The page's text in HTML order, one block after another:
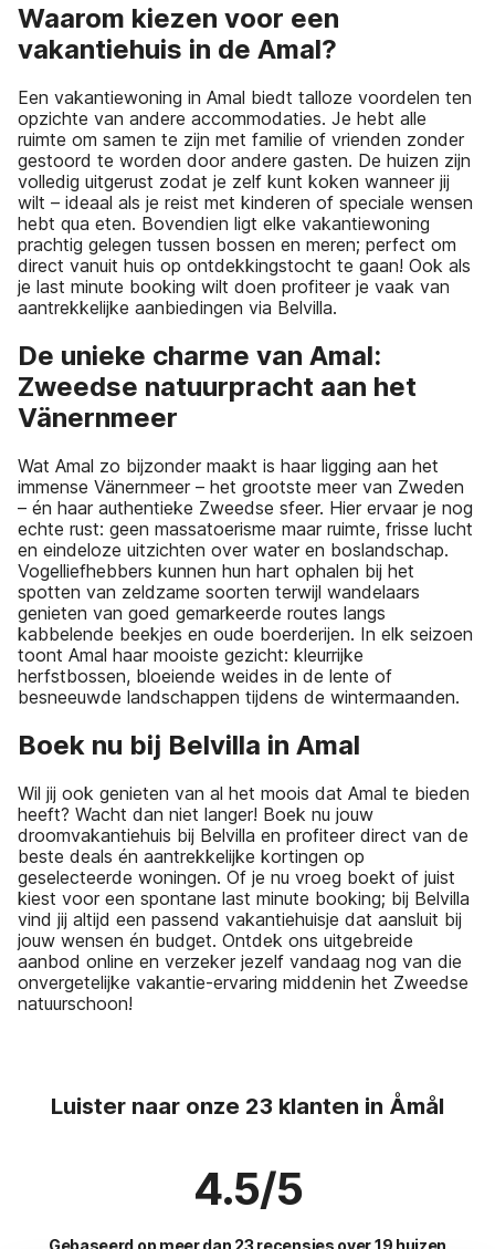
Waarom kiezen voor een
vakantiehuis in de Amal?
Een vakantiewoning in Amal biedt talloze voordelen ten
opzichte van andere accommodaties. Je hebt alle
ruimte om samen te zijn met familie of vrienden zonder
gestoord te worden door andere gasten. De huizen zijn
volledig uitgerust zodat je zelf kunt koken wanneer jij
wilt – ideaal als je reist met kinderen of speciale wensen
hebt qua eten. Bovendien ligt elke vakantiewoning
prachtig gelegen tussen bossen en meren; perfect om
direct vanuit huis op ontdekkingstocht te gaan! Ook als
je last minute booking wilt doen profiteer je vaak van
aantrekkelijke aanbiedingen via Belvilla.
De unieke charme van Amal:
Zweedse natuurpracht aan het
Vänernmeer
Wat Amal zo bijzonder maakt is haar ligging aan het
immense Vänernmeer – het grootste meer van Zweden
– én haar authentieke Zweedse sfeer. Hier ervaar je nog
echte rust: geen massatoerisme maar ruimte, frisse lucht
en eindeloze uitzichten over water en boslandschap.
Vogelliefhebbers kunnen hun hart ophalen bij het
spotten van zeldzame soorten terwijl wandelaars
genieten van goed gemarkeerde routes langs
kabbelende beekjes en oude boerderijen. In elk seizoen
toont Amal haar mooiste gezicht: kleurrijke
herfstbossen, bloeiende weides in de lente of
besneeuwde landschappen tijdens de wintermaanden.
Boek nu bij Belvilla in Amal
Wil jij ook genieten van al het moois dat Amal te bieden
heeft? Wacht dan niet langer! Boek nu jouw
droomvakantiehuis bij Belvilla en profiteer direct van de
beste deals én aantrekkelijke kortingen op
geselecteerde woningen. Of je nu vroeg boekt of juist
kiest voor een spontane last minute booking; bij Belvilla
vind jij altijd een passend vakantiehuisje dat aansluit bij
jouw wensen én budget. Ontdek ons uitgebreide
aanbod online en verzeker jezelf vandaag nog van die
onvergetelijke vakantie-ervaring middenin het Zweedse
natuurschoon!
Luister naar onze 23 klanten in Åmål
4.5/5
Gebaseerd op meer dan 23 recensies over 19 huizen